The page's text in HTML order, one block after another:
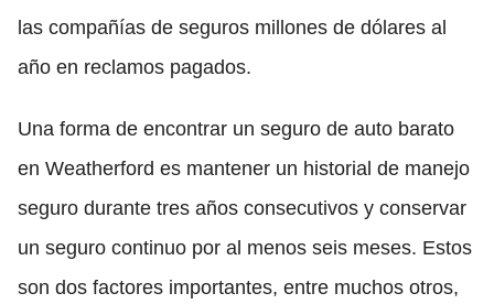
las compañías de seguros millones de dólares al
año en reclamos pagados.
Una forma de encontrar un seguro de auto barato
en Weatherford es mantener un historial de manejo
seguro durante tres años consecutivos y conservar
un seguro continuo por al menos seis meses. Estos
son dos factores importantes, entre muchos otros,